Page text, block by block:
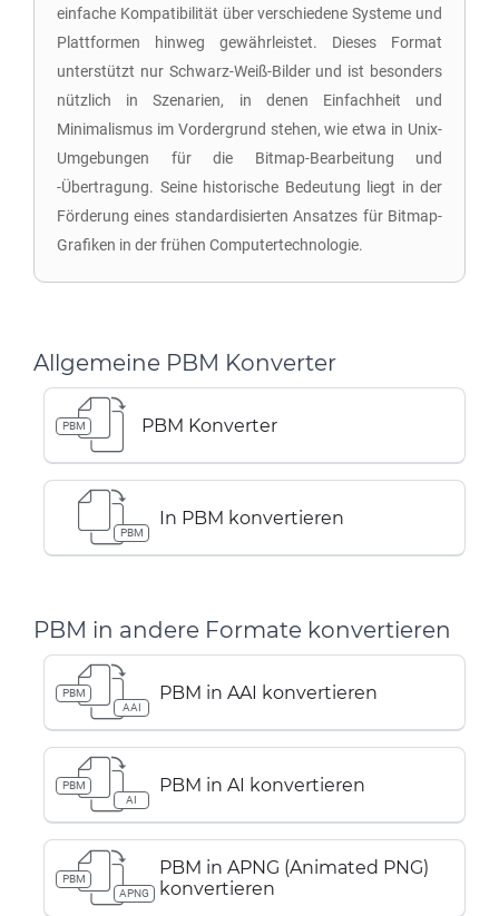
einfache Kompatibilität über verschiedene Systeme und
Plattformen hinweg gewährleistet. Dieses Format
unterstützt nur Schwarz-Weiß-Bilder und ist besonders
nützlich in Szenarien, in denen Einfachheit und
Minimalismus im Vordergrund stehen, wie etwa in Unix-
Umgebungen für die Bitmap-Bearbeitung und
-Übertragung. Seine historische Bedeutung liegt in der
Förderung eines standardisierten Ansatzes für Bitmap-
Grafiken in der frühen Computertechnologie.
Allgemeine PBM Konverter
PBM PBM Konverter
PBM
In PBM konvertieren
PBM in andere Formate konvertieren
PBM
AAI
PBM in AAI konvertieren
PBM
AI
PBM in AI konvertieren
PBM
APNG
PBM in APNG (Animated PNG)
konvertieren